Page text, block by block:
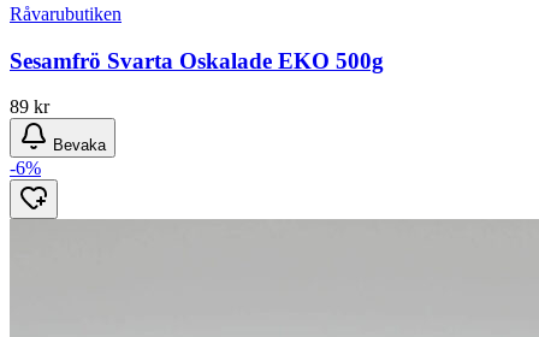
Råvarubutiken
Sesamfrö Svarta Oskalade EKO 500g
89 kr
Bevaka
-6%